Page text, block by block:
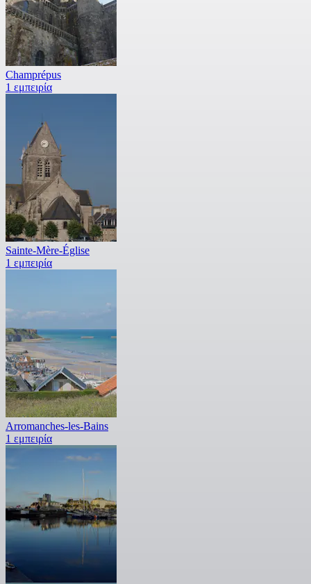
Champrépus
1 εμπειρία
Sainte-Mère-Église
1 εμπειρία
Arromanches-les-Bains
1 εμπειρία